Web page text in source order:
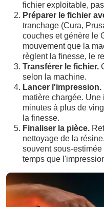
fichier exploitable,
Préparer le fichier
tranchage (Cura,
couches et génère le
mouvement que la
règlent la finesse, le
Transférer le fichier.
selon la machine.
Lancer l'impression.
matière chargée.
minutes à plus de
la finesse.
Finaliser la pièce.
nettoyage de la
souvent sous-
temps que